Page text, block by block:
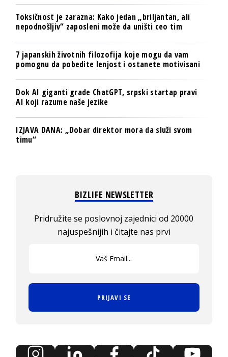
Toksičnost je zarazna: Kako jedan „briljantan, ali
nepodnošljiv“ zaposleni može da uništi ceo tim
7 japanskih životnih filozofija koje mogu da vam
pomognu da pobedite lenjost i ostanete motivisani
Dok AI giganti grade ChatGPT, srpski startap pravi
AI koji razume naše jezike
IZJAVA DANA: „Dobar direktor mora da služi svom
timu“
BIZLIFE NEWSLETTER
Pridružite se poslovnoj zajednici od 20000
najuspešnijih i čitajte nas prvi
PRIJAVI SE